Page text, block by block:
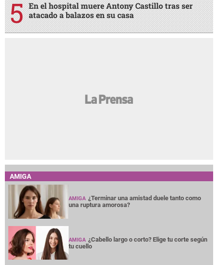
En el hospital muere Antony Castillo tras ser
atacado a balazos en su casa
AMIGA
AMIGA ¿Terminar una amistad duele tanto como
una ruptura amorosa?
AMIGA ¿Cabello largo o corto? Elige tu corte según
tu cuello